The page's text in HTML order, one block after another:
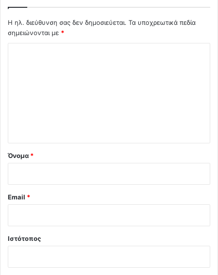
Η ηλ. διεύθυνση σας δεν δημοσιεύεται. Τα υποχρεωτικά πεδία
σημειώνονται με *
Όνομα *
Email *
Ιστότοπος